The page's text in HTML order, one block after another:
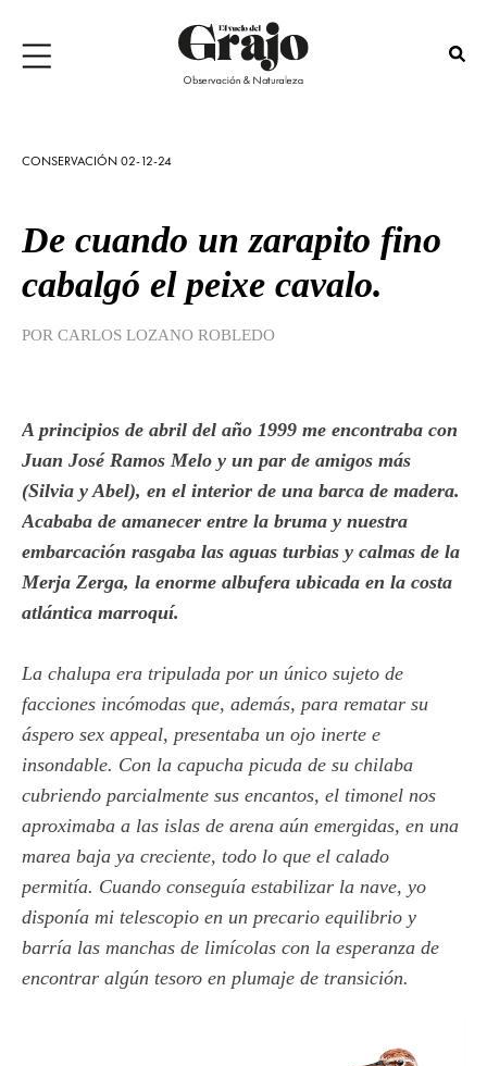
CONSERVACIÓN 02-12-24
De cuando un zarapito fino
cabalgó el peixe cavalo.
POR CARLOS LOZANO ROBLEDO
A principios de abril del año 1999 me encontraba con
Juan José Ramos Melo y un par de amigos más
(Silvia y Abel), en el interior de una barca de madera.
Acababa de amanecer entre la bruma y nuestra
embarcación rasgaba las aguas turbias y calmas de la
Merja Zerga, la enorme albufera ubicada en la costa
atlántica marroquí.
La chalupa era tripulada por un único sujeto de
facciones incómodas que, además, para rematar su
áspero sex appeal, presentaba un ojo inerte e
insondable. Con la capucha picuda de su chilaba
cubriendo parcialmente sus encantos, el timonel nos
aproximaba a las islas de arena aún emergidas, en una
marea baja ya creciente, todo lo que el calado
permitía. Cuando conseguía estabilizar la nave, yo
disponía mi telescopio en un precario equilibrio y
barría las manchas de limícolas con la esperanza de
encontrar algún tesoro en plumaje de transición.